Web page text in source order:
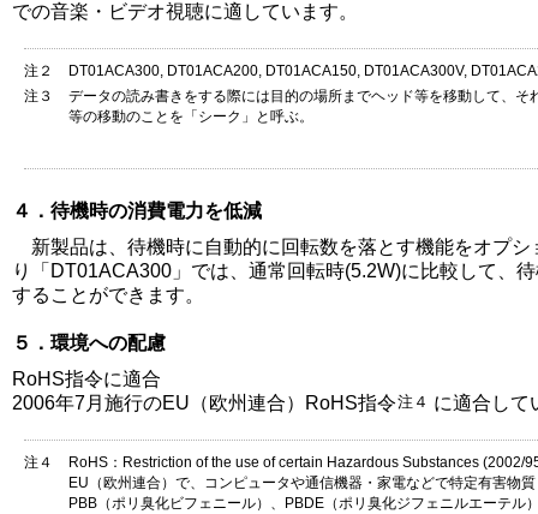
での音楽・ビデオ視聴に適しています。
注２
DT01ACA300, DT01ACA200, DT01ACA150, DT01ACA300V,
注３
データの読み書きをする際には目的の場所までヘッド等を移動して、
等の移動のことを「シーク」と呼ぶ。
４．待機時の消費電力を低減
新製品は、待機時に自動的に回転数を落とす機能をオプ
り「DT01ACA300」では、通常回転時(5.2W)に比較して、
することができます。
５．環境への配慮
RoHS指令に適合
2006年7月施行のEU（欧州連合）RoHS指令注４ に適合して
注４
RoHS：Restriction of the use of certain Hazardous Substances (2002/
EU（欧州連合）で、コンピュータや通信機器・家電などで特定有害物
PBB（ポリ臭化ビフェニール）、PBDE（ポリ臭化ジフェニルエーテル